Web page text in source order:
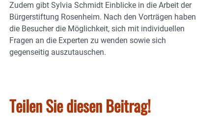
Zudem gibt Sylvia Schmidt Einblicke in die Arbeit der
Bürgerstiftung Rosenheim. Nach den Vorträgen haben
die Besucher die Möglichkeit, sich mit individuellen
Fragen an die Experten zu wenden sowie sich
gegenseitig auszutauschen.
Teilen Sie diesen Beitrag!